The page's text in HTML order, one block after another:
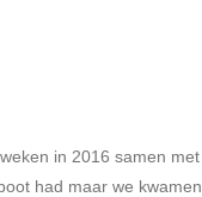
in 2016 samen met
had maar we kwamen